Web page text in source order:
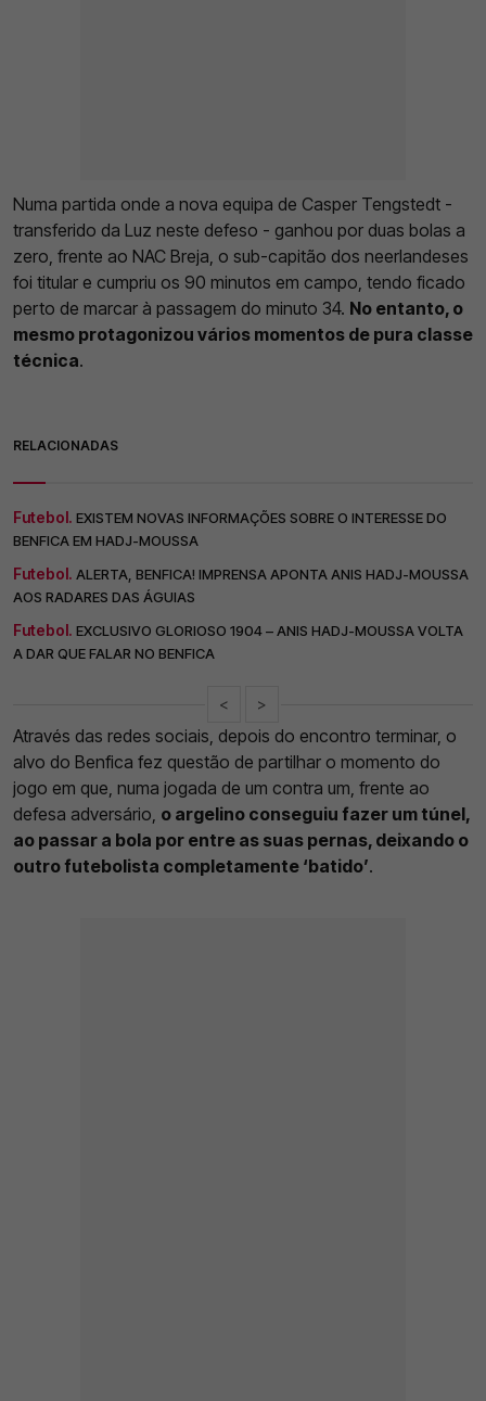
Numa partida onde a nova equipa de Casper Tengstedt -
transferido da Luz neste defeso - ganhou por duas bolas a
zero, frente ao NAC Breja, o sub-capitão dos neerlandeses
foi titular e cumpriu os 90 minutos em campo, tendo ficado
perto de marcar à passagem do minuto 34. No entanto, o
mesmo protagonizou vários momentos de pura classe
técnica.
RELACIONADAS
Futebol. EXISTEM NOVAS INFORMAÇÕES SOBRE O INTERESSE DO
BENFICA EM HADJ-MOUSSA
Futebol. ALERTA, BENFICA! IMPRENSA APONTA ANIS HADJ-MOUSSA
AOS RADARES DAS ÁGUIAS
Futebol. EXCLUSIVO GLORIOSO 1904 – ANIS HADJ-MOUSSA VOLTA
A DAR QUE FALAR NO BENFICA
< >
Através das redes sociais, depois do encontro terminar, o
alvo do Benfica fez questão de partilhar o momento do
jogo em que, numa jogada de um contra um, frente ao
defesa adversário, o argelino conseguiu fazer um túnel,
ao passar a bola por entre as suas pernas, deixando o
outro futebolista completamente ‘batido’.